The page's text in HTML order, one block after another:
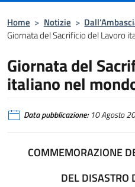
Home > Notizie >
Giornata del Sacrificio del Lavoro
Giornata del
italiano nel
Data pubblicazione:10 Agosto
COMMEMORAZIONE
DEL DISASTRO